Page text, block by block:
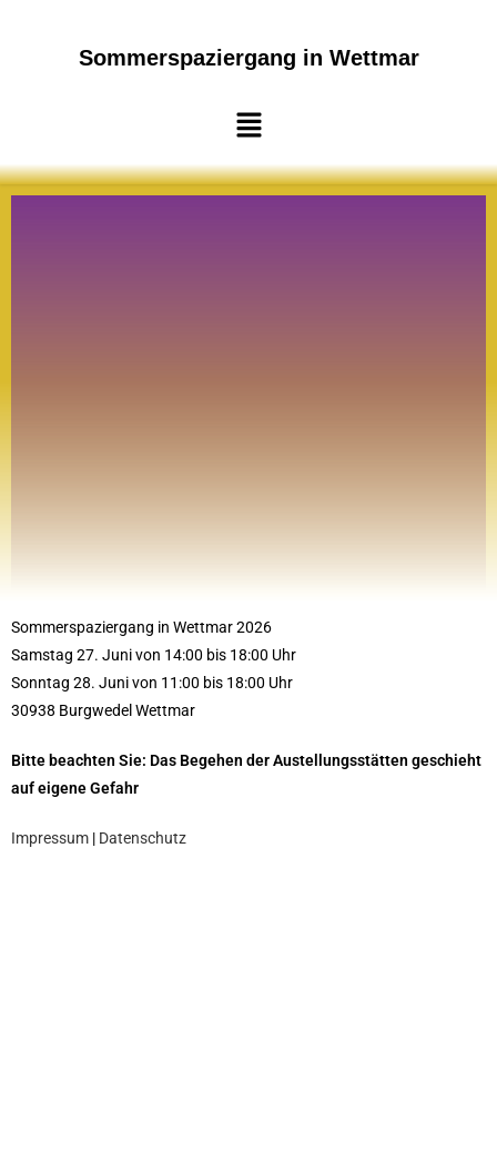
Sommerspaziergang in Wettmar
Sommerspaziergang in Wettmar 2026
Samstag 27. Juni von 14:00 bis 18:00 Uhr
Sonntag 28. Juni von 11:00 bis 18:00 Uhr
30938 Burgwedel Wettmar
Bitte beachten Sie: Das Begehen der Austellungsstätten geschieht
auf eigene Gefahr
Impressum | Datenschutz